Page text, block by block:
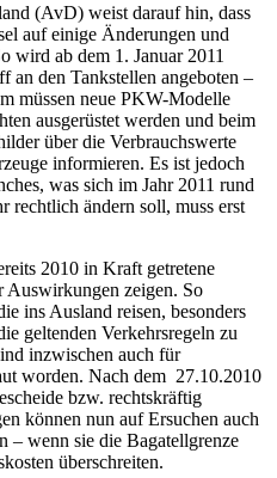
(AvD) weist darauf hin, dass
auf einige Änderungen und
wird ab dem 1. Januar 2011
an den Tankstellen angeboten –
müssen neue PKW-Modelle
ausgerüstet werden und beim
über die Verbrauchswerte
informieren. Es ist jedoch
was sich im Jahr 2011 rund
rechtlich ändern soll, muss erst
2010 in Kraft getretene
Auswirkungen zeigen. So
ins Ausland reisen, besonders
geltenden Verkehrsregeln zu
inzwischen auch für
worden. Nach dem 27.10.2010
bzw. rechtskräftig
können nun auf Ersuchen auch
– wenn sie die Bagatellgrenze
überschreiten.